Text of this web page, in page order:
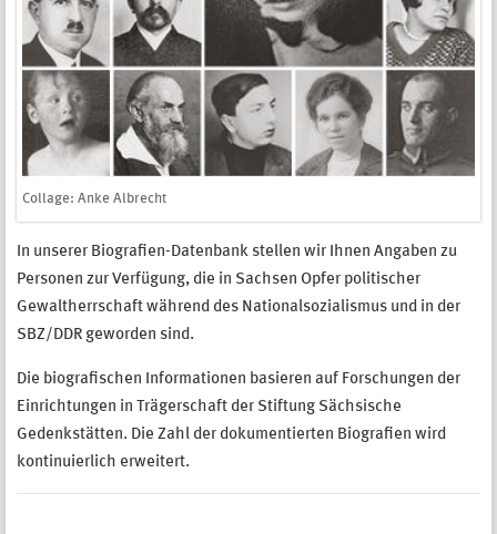
Collage: Anke Albrecht
In unserer Biografien-Datenbank stellen wir Ihnen Angaben zu
Personen zur Verfügung, die in Sachsen Opfer politischer
Gewaltherrschaft während des Nationalsozialismus und in der
SBZ/DDR geworden sind.
Die biografischen Informationen basieren auf Forschungen der
Einrichtungen in Trägerschaft der Stiftung Sächsische
Gedenkstätten. Die Zahl der dokumentierten Biografien wird
kontinuierlich erweitert.